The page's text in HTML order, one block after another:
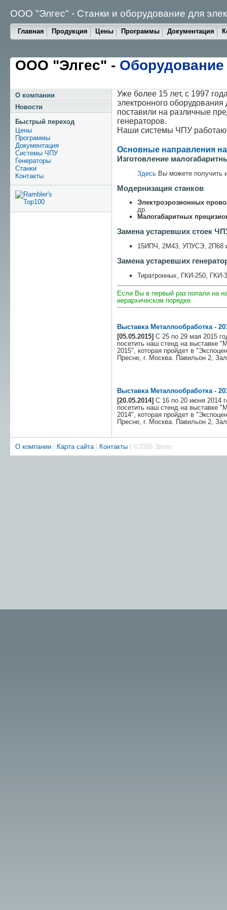
ООО "Элгес" - Станки и оборудование для
Главная Продукция Цены Программы Документация
ООО "Элгес" - Оборудование
О компании
Новости
Быстрый переход
Цены
Программы
Документация
Системы ЧПУ
Генераторы
Станки
Контакты
Уже более 15 лет, с 1997
электронного
поставили на различные
генераторов.
Наши системы ЧПУ
Основные направления
Изготовление
ЗдесьВы можете получить
Модернизация станков
Электроэрозионных
др.
Малогабаритных
Замена устаревших стоек
15ИПЧ, 2М43, УПУСЭ, 2П68
Замена устаревших
Тиратронных, ГКИ-250,
Если Вы в первый раз попали на
иерархическом порядке.
Выставка Металлообработка -
[05.05.2015] С 25 по 29 мая 2015
посетить наш стенд на выставке
2015", которая пройдет в
Пресне, г. Москва. Павильон 2,
Выставка Металлообработка -
[20.05.2014] С 16 по 20 июня 2014
посетить наш стенд на выставке
2014", которая пройдет в
Пресне, г. Москва. Павильон 2,
О компании| Карта сайта| Контакты| ©2026 Элгес